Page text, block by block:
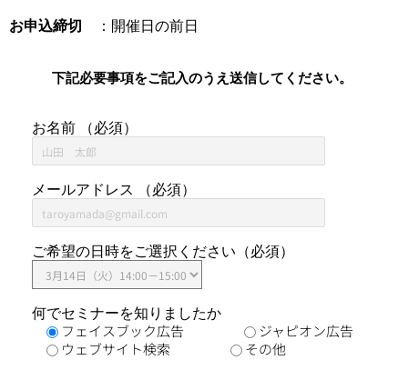
お申込締切 ：開催日の前日
下記必要事項をご記入のうえ送信してください。
お名前 （必須）
メールアドレス （必須）
ご希望の日時をご選択ください（必須）
何でセミナーを知りましたか
フェイスブック広告
ジャピオン広告
ウェブサイト検索
その他